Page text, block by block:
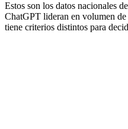
Estos son los datos nacionales
ChatGPT lideran en volumen
tiene criterios distintos para